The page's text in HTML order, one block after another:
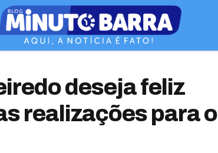
deseja feliz
realizações para o